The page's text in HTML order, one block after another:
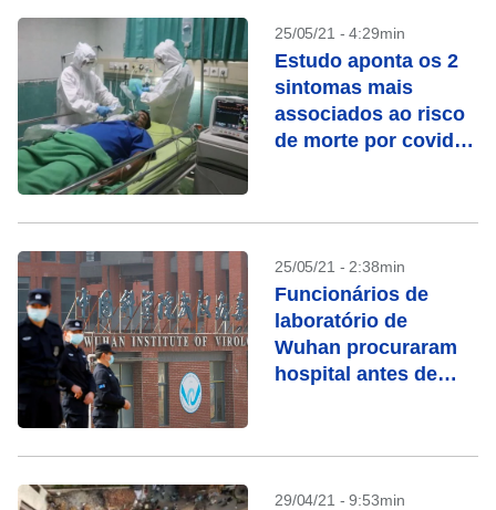
25/05/21 - 4:29min
Estudo aponta os 2
sintomas mais
associados ao risco
de morte por covid-
25/05/21 - 2:38min
Funcionários de
laboratório de
Wuhan procuraram
hospital antes de
29/04/21 - 9:53min